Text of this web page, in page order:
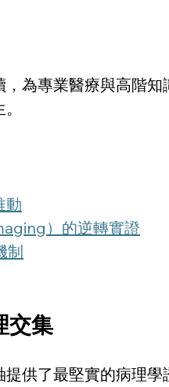
為專業醫療與高階知
動
）的逆轉實證
制
交集
供了最堅實的病理學